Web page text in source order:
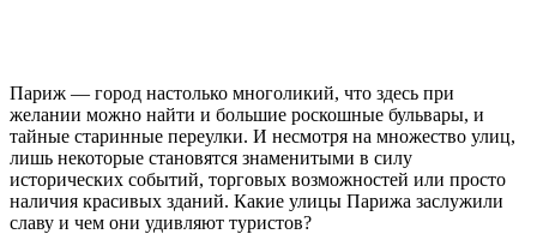
Париж — город настолько многоликий, что здесь при
желании можно найти и большие роскошные бульвары, и
тайные старинные переулки. И несмотря на множество улиц,
лишь некоторые становятся знаменитыми в силу
исторических событий, торговых возможностей или просто
наличия красивых зданий. Какие улицы Парижа заслужили
славу и чем они удивляют туристов?